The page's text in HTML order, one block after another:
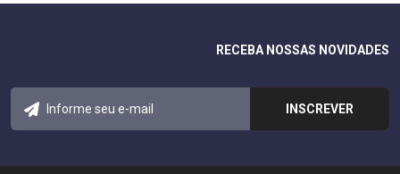
RECEBA NOSSAS NOVIDADES